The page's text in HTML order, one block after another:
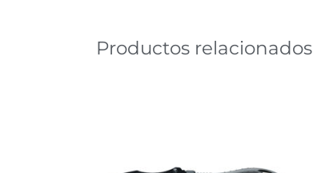
Productos relacionados